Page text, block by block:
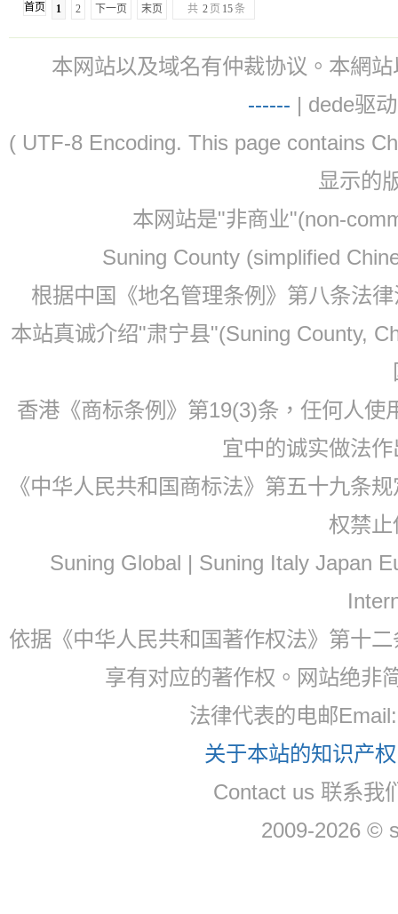
首页 1 2 下一页 末页 共 2 页 15 条
本网站以及域名有仲裁协议。本網
------ | dede驱
( UTF-8 Encoding. This page contains
显示的
本网站是"非商业"(non-
Suning County (simplified
根据中国《地名管理条例》第八条法
本站真诚介绍"肃宁县"(Suning County,
香港《商标条例》第19(3)条，任何人
宜中的诚实做法
《中华人民共和国商标法》第五十九条
权禁
Suning Global | Suning Italy Japan
依据《中华人民共和国著作权法》第十
享有对应的著作权。网站绝非
法律代表的电邮
关于本站的知识产
Contact us 联系我
2009-2026 ©